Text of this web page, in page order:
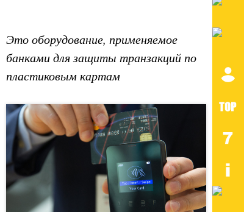
Это оборудование, применяемое
банками для защиты транзакций по
пластиковым картам